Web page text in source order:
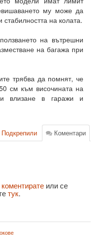
му може да
на колата.
на вътрешни
на багажа при
трябва да помнят, че
см към височината на
влизане в гаражи и
Коментари
Подкрепили
или се
тук.